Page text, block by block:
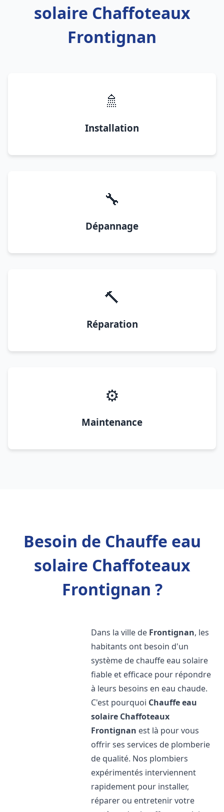
solaire Chaffoteaux
Frontignan
🚿
Installation
🔧
Dépannage
🔨
Réparation
⚙️
Maintenance
Besoin de Chauffe eau
solaire Chaffoteaux
Frontignan ?
Dans la ville de Frontignan, les
habitants ont besoin d'un
système de chauffe eau solaire
fiable et efficace pour répondre
à leurs besoins en eau chaude.
C'est pourquoi Chauffe eau
solaire Chaffoteaux
Frontignan est là pour vous
offrir ses services de plomberie
de qualité. Nos plombiers
expérimentés interviennent
rapidement pour installer,
réparer ou entretenir votre